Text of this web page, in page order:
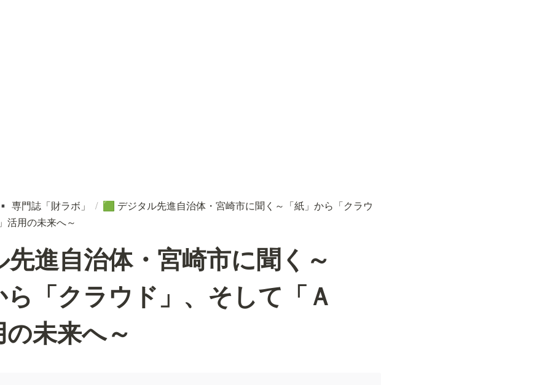
▪️ 専門誌「財ラボ」 / 🟩
デジタル先進自治体・宮崎市に聞く～「紙」から「クラウ
活用の未来へ～
進自治体・宮崎市に聞く～
ら「クラウド」、そして「Ａ
の未来へ～